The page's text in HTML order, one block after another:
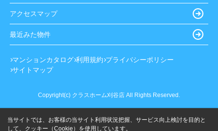
アクセスマップ
最近みた物件
マンションカタログ 利用規約 プライバシーポリシー
サイトマップ
Copyright(c) クラスホーム刈谷店 All Rights Reserved.
当サイトでは、お客様の当サイト利用状況把握、サービス向上検討を目的と
して、クッキー（Cookie）を使用しています。